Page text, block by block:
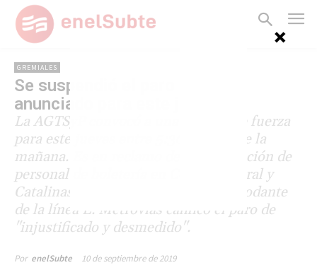
GREMIALES
Se suspendió el paro de Subte
anunciado para este jueves
La AGTSyP convocó a una medida de fuerza
para este jueves entre 5:30 y 10:30 de la
mañana. Es en reclamo de la designación de
personal de boletería en Correo Central y
Catalinas y por la crisis de material rodante
de la línea E. Metrovías calificó el paro de
"injustificado y desmedido".
Por enelSubte 10 de septiembre de 2019